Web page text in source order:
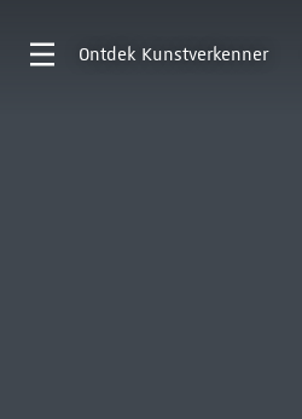
Ontdek Kunstverkenner